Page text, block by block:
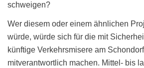
schweigen?
Wer diesem oder einem ähnlichen
würde, würde sich für die mit
künftige Verkehrsmisere am
mitverantwortlich machen. Mittel- bis